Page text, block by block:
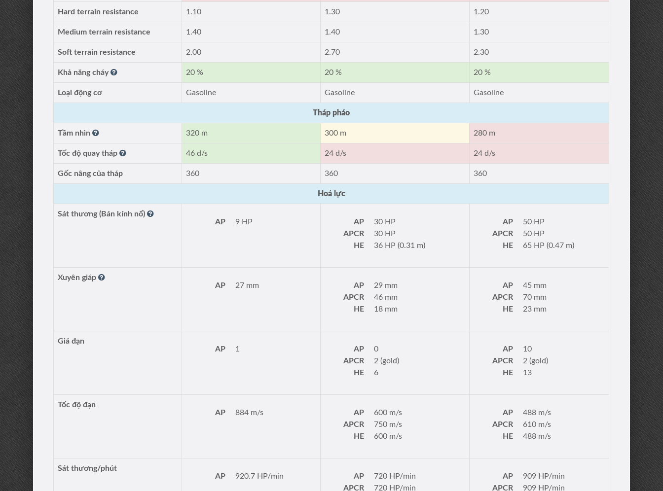
Hard terrain resistance 1.10 1.30 1.20
Medium terrain resistance 1.40 1.40 1.30
Soft terrain resistance 2.00 2.70 2.30
Khả năng cháy 20 % 20 % 20 %
Loại động cơ Gasoline Gasoline Gasoline
Tháp pháo
Tầm nhìn 320 m 300 m 280 m
Tốc độ quay tháp 46 d/s 24 d/s 24 d/s
Gốc nâng của tháp 360 360 360
Hoả lực
Sát thương (Bán kính nổ)
AP
9 HP AP
30 HP
APCR
30 HP
HE
36 HP (0.31 m)
AP
50 HP
APCR
50 HP
HE
65 HP (0.47 m)
Xuyên giáp
AP
27 mm AP
29 mm
APCR
46 mm
HE
18 mm
AP
45 mm
APCR
70 mm
HE
23 mm
Giá đạn
AP
1 AP
0
APCR
2 (gold)
HE
6
AP
10
APCR
2 (gold)
HE
13
Tốc độ đạn
AP
884 m/s AP
600 m/s
APCR
750 m/s
HE
600 m/s
AP
488 m/s
APCR
610 m/s
HE
488 m/s
Sát thương/phút
AP
920.7 HP/min AP
720 HP/min
APCR
720 HP/min
AP
909 HP/min
APCR
909 HP/min